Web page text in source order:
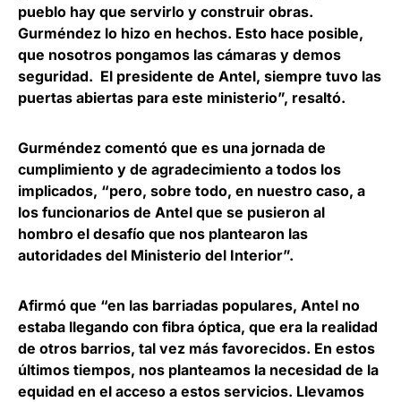
pueblo hay que servirlo y construir obras.
Gurméndez lo hizo en hechos. Esto hace posible,
que nosotros pongamos las cámaras y demos
seguridad. El presidente de Antel, siempre tuvo las
puertas abiertas para este ministerio”, resaltó.
Gurméndez comentó que es una jornada de
cumplimiento y de agradecimiento a todos los
implicados, “pero, sobre todo, en nuestro caso, a
los funcionarios de Antel que se pusieron al
hombro el desafío que nos plantearon las
autoridades del Ministerio del Interior”.
Afirmó que “en las barriadas populares, Antel no
estaba llegando con fibra óptica, que era la realidad
de otros barrios, tal vez más favorecidos. En estos
últimos tiempos, nos planteamos la necesidad de la
equidad en el acceso a estos servicios. Llevamos